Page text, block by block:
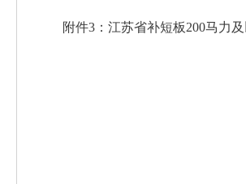
附件3：江苏省补短板200马力